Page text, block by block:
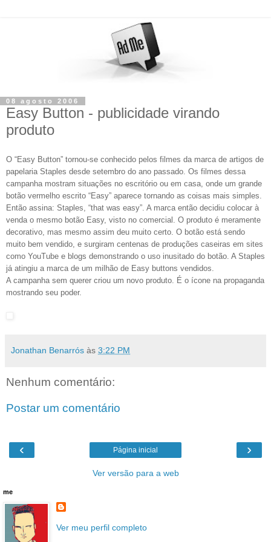
08 agosto 2006
Easy Button - publicidade virando
produto
O “Easy Button” tornou-se conhecido pelos filmes da marca de artigos de
papelaria Staples desde setembro do ano passado. Os filmes dessa
campanha mostram situações no escritório ou em casa, onde um grande
botão vermelho escrito “Easy” aparece tornando as coisas mais simples.
Então assina: Staples, “that was easy”. A marca então decidiu colocar à
venda o mesmo botão Easy, visto no comercial. O produto é meramente
decorativo, mas mesmo assim deu muito certo. O botão está sendo
muito bem vendido, e surgiram centenas de produções caseiras em sites
como YouTube e blogs demonstrando o uso inusitado do botão. A Staples
já atingiu a marca de um milhão de Easy buttons vendidos.
A campanha sem querer criou um novo produto. É o ícone na propaganda
mostrando seu poder.
Jonathan Benarrós às 3:22 PM
Nenhum comentário:
Postar um comentário
‹ ›
Página inicial
Ver versão para a web
me
Ver meu perfil completo